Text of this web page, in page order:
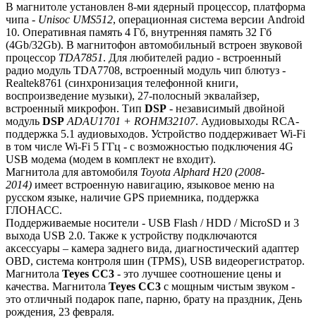
В магнитоле установлен 8-ми ядерный процессор, платформа
чипа - Unisoc UMS512, операционная система версии Android
10. Оперативная память 4 Гб, внутренняя память 32 Гб
(4Gb/32Gb). В магнитофон автомобильный встроен звуковой
процессор TDA7851. Для любителей радио - встроенный
радио модуль TDA7708, встроенный модуль чип блютуз -
Realtek8761 (синхронизация телефонной книги,
воспроизведение музыки), 27-полосный эквалайзер,
встроенный микрофон. Тип DSP - независимый двойной
модуль DSP ADAU1701 + ROHM32107. Аудиовыходы RCA-
поддержка 5.1 аудиовыходов. Устройство поддерживает Wi-Fi
в том числе Wi-Fi 5 ГГц - с возможностью подключения 4G
USB модема (модем в комплект не входит).
Магнитола для автомобиля Toyota Alphard H20 (2008-
2014) имеет встроенную навигацию, языковое меню на
русском языке, наличие GPS приемника, поддержка
ГЛОНАСС.
Поддерживаемые носители - USB Flash / HDD / MicroSD и 3
выхода USB 2.0. Также к устройству подключаются
аксессуары – камера заднего вида, диагностический адаптер
OBD, система контроля шин (TPMS), USB видеорегистратор.
Магнитола Teyes СС3 - это лучшее соотношение цены и
качества. Магнитола Teyes CC3 с мощным чистым звуком -
это отличный подарок папе, парню, брату на праздник, День
рождения, 23 февраля.